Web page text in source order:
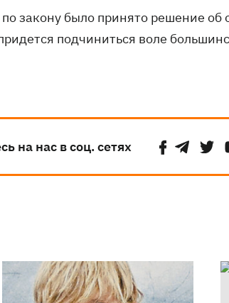
закону было принято решение
подчиниться воле
на нас в соц. сетях